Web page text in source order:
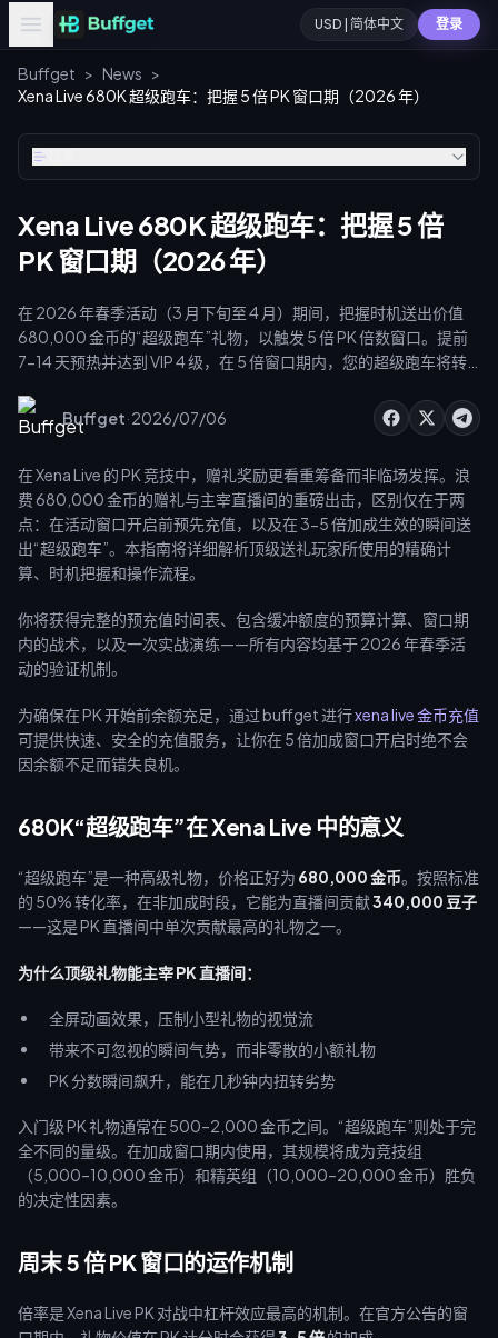
USD | 简体中文 登录
Buffget > News >
Xena Live 680K 超级跑车：把握 5 倍 PK 窗口期（2026 年）
Xena Live 680K 超级跑车：把握 5 倍
PK 窗口期（2026 年）
在 2026 年春季活动（3 月下旬至 4 月）期间，把握时机送出价值
680,000 金币的“超级跑车”礼物，以触发 5 倍 PK 倍数窗口。提前
7-14 天预热并达到 VIP 4 级，在 5 倍窗口期内，您的超级跑车将转
刻。
Buffget·2026/07/06
在 Xena Live 的 PK 竞技中，赠礼奖励更看重筹备而非临场发挥。浪
费 680,000 金币的赠礼与主宰直播间的重磅出击，区别仅在于两
点：在活动窗口开启前预先充值，以及在 3-5 倍加成生效的瞬间送
出“超级跑车”。本指南将详细解析顶级送礼玩家所使用的精确计
算、时机把握和操作流程。
你将获得完整的预充值时间表、包含缓冲额度的预算计算、窗口期
内的战术，以及一次实战演练——所有内容均基于 2026 年春季活
动的验证机制。
为确保在 PK 开始前余额充足，通过 buffget 进行xena live 金币充值
可提供快速、安全的充值服务，让你在 5 倍加成窗口开启时绝不会
因余额不足而错失良机。
680K“超级跑车”在 Xena Live 中的意义
“超级跑车”是一种高级礼物，价格正好为 680,000 金币。按照标准
的 50% 转化率，在非加成时段，它能为直播间贡献340,000 豆子
——这是 PK 直播间中单次贡献最高的礼物之一。
为什么顶级礼物能主宰 PK 直播间：
全屏动画效果，压制小型礼物的视觉流
带来不可忽视的瞬间气势，而非零散的小额礼物
PK 分数瞬间飙升，能在几秒钟内扭转劣势
入门级 PK 礼物通常在 500–2,000 金币之间。“超级跑车”则处于完
全不同的量级。在加成窗口期内使用，其规模将成为竞技组
（5,000–10,000 金币）和精英组（10,000–20,000 金币）胜负
的决定性因素。
周末 5 倍 PK 窗口的运作机制
倍率是 Xena Live PK 对战中杠杆效应最高的机制。在官方公告的窗